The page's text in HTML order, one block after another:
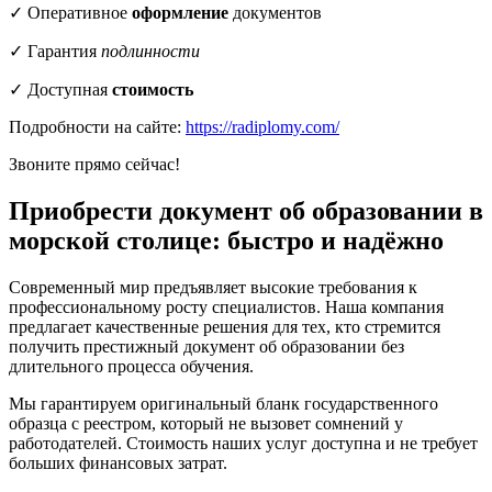
✓ Оперативное оформление документов
✓ Гарантия подлинности
✓ Доступная стоимость
Подробности на сайте: https://radiplomy.com/
Звоните прямо сейчас!
Приобрести документ об образовании в
морской столице: быстро и надёжно
Современный мир предъявляет высокие требования к
профессиональному росту специалистов. Наша компания
предлагает качественные решения для тех, кто стремится
получить престижный документ об образовании без
длительного процесса обучения.
Мы гарантируем оригинальный бланк государственного
образца с реестром, который не вызовет сомнений у
работодателей. Стоимость наших услуг доступна и не требует
больших финансовых затрат.